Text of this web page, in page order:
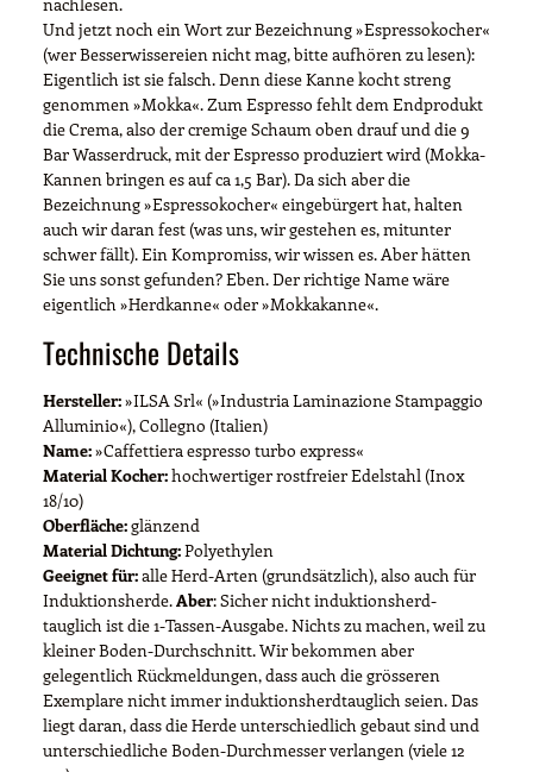
Und jetzt noch ein Wort zur Bezeichnung »Espressokocher«
(wer Besserwissereien nicht mag, bitte aufhören zu lesen):
Eigentlich ist sie falsch. Denn diese Kanne kocht streng
genommen »Mokka«. Zum Espresso fehlt dem Endprodukt
die Crema, also der cremige Schaum oben drauf und die 9
Bar Wasserdruck, mit der Espresso produziert wird (Mokka-
Kannen bringen es auf ca 1,5 Bar). Da sich aber die
Bezeichnung »Espressokocher« eingebürgert hat, halten
auch wir daran fest (was uns, wir gestehen es, mitunter
schwer fällt). Ein Kompromiss, wir wissen es. Aber hätten
Sie uns sonst gefunden? Eben. Der richtige Name wäre
eigentlich »Herdkanne« oder »Mokkakanne«.
Technische Details
Hersteller:»ILSA Srl« (»Industria Laminazione Stampaggio
Alluminio«), Collegno (Italien)
Name:»Caffettiera espresso turbo express«
Material Kocher:hochwertiger rostfreier Edelstahl (Inox
18/10)
Oberfläche:glänzend
Material Dichtung:Polyethylen
Geeignet für:alle Herd-Arten (grundsätzlich), also auch für
Induktionsherde.Aber: Sicher nicht induktionsherd-
tauglich ist die 1-Tassen-Ausgabe. Nichts zu machen, weil zu
kleiner Boden-Durchschnitt. Wir bekommen aber
gelegentlich Rückmeldungen, dass auch die grösseren
Exemplare nicht immer induktionsherdtauglich seien. Das
liegt daran, dass die Herde unterschiedlich gebaut sind und
unterschiedliche Boden-Durchmesser verlangen (viele 12